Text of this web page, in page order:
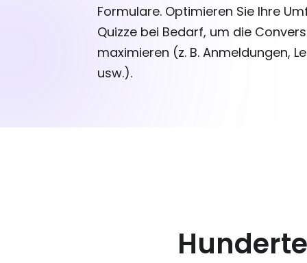
Formulare. Optimieren Sie Ihre
Quizze bei Bedarf, um die
maximieren (z. B. Anmeldungen,
usw.).